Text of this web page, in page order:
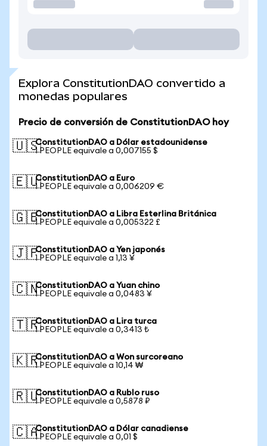
Explora ConstitutionDAO convertido a
monedas populares
Precio de conversión de ConstitutionDAO hoy
🇺🇸ConstitutionDAO a Dólar estadounidense
1 PEOPLE equivale a 0,007155 $
🇪🇺ConstitutionDAO a Euro
1 PEOPLE equivale a 0,006209 €
🇬🇧ConstitutionDAO a Libra Esterlina Británica
1 PEOPLE equivale a 0,005322 £
🇯🇵ConstitutionDAO a Yen japonés
1 PEOPLE equivale a 1,13 ¥
🇨🇳ConstitutionDAO a Yuan chino
1 PEOPLE equivale a 0,0483 ¥
🇹🇷ConstitutionDAO a Lira turca
1 PEOPLE equivale a 0,3413 ₺
🇰🇷ConstitutionDAO a Won surcoreano
1 PEOPLE equivale a 10,14 ₩
🇷🇺ConstitutionDAO a Rublo ruso
1 PEOPLE equivale a 0,5878 ₽
🇨🇦ConstitutionDAO a Dólar canadiense
1 PEOPLE equivale a 0,01 $